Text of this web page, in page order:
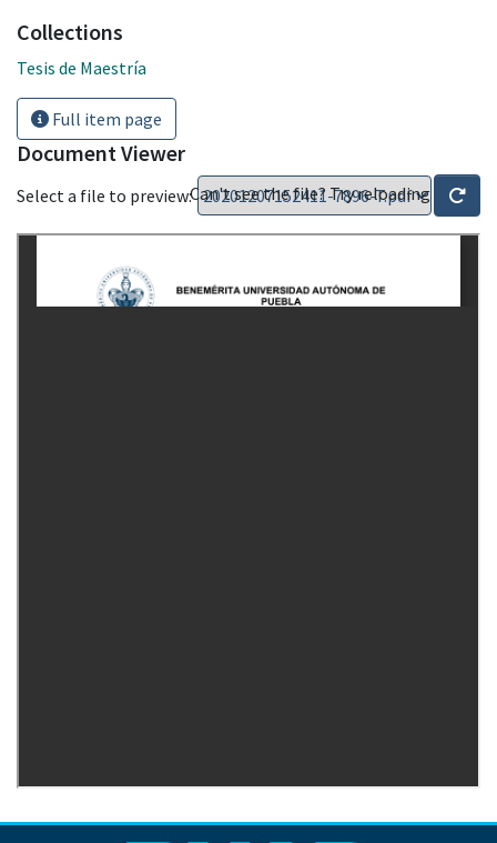
Collections
Tesis de Maestría
Full item page
Document Viewer
Select a file to preview:Can't see the file? Try reloading